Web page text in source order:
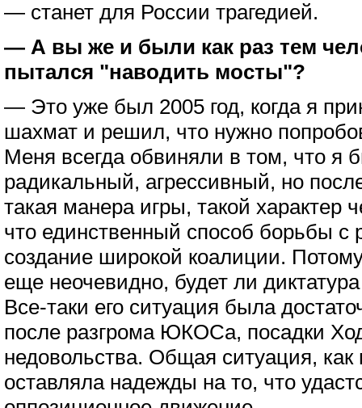
— станет для России трагедией.
— А вы же и были как раз тем
пытался "наводить мосты"?
— Это уже был 2005 год, когда я
шахмат и решил, что нужно
Меня всегда обвиняли в том, что я
радикальный, агрессивный, но
такая манера игры, такой характер
что единственный способ борьбы
создание широкой коалиции.
еще неочевидно, будет ли
Все-таки его ситуация была
после разгрома ЮКОСа, посадки
недовольства. Общая ситуация, как
оставляла надежды на то, что